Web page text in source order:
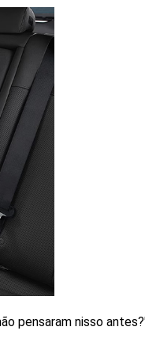
pensaram nisso